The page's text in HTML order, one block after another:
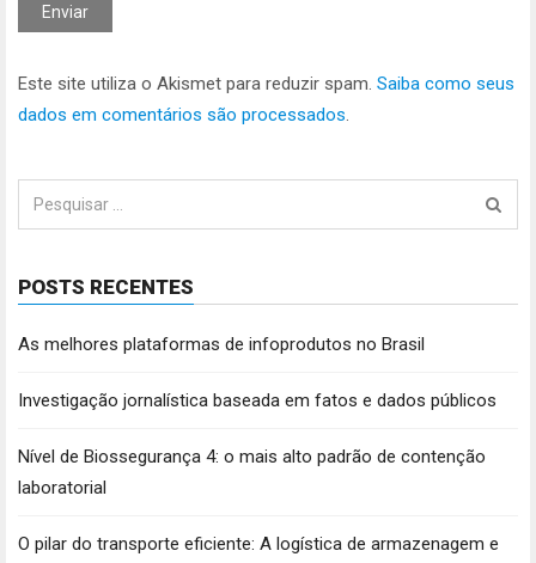
Este site utiliza o Akismet para reduzir spam. Saiba como seus
dados em comentários são processados.
Pesquisar
por:
POSTS RECENTES
As melhores plataformas de infoprodutos no Brasil
Investigação jornalística baseada em fatos e dados públicos
Nível de Biossegurança 4: o mais alto padrão de contenção
laboratorial
O pilar do transporte eficiente: A logística de armazenagem e